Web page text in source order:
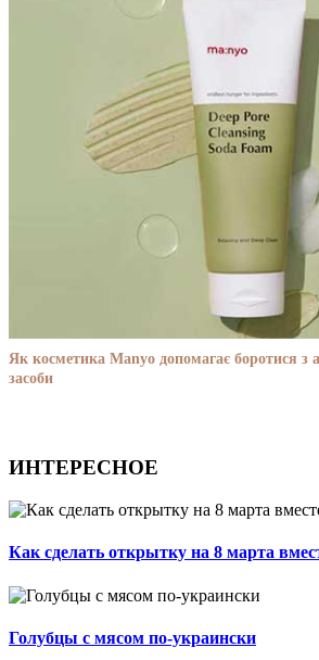
Як косметика Manyo допомагає боротися з
засоби
ИНТЕРЕСНОЕ
Как сделать открытку на 8 марта
Голубцы с мясом по-украински